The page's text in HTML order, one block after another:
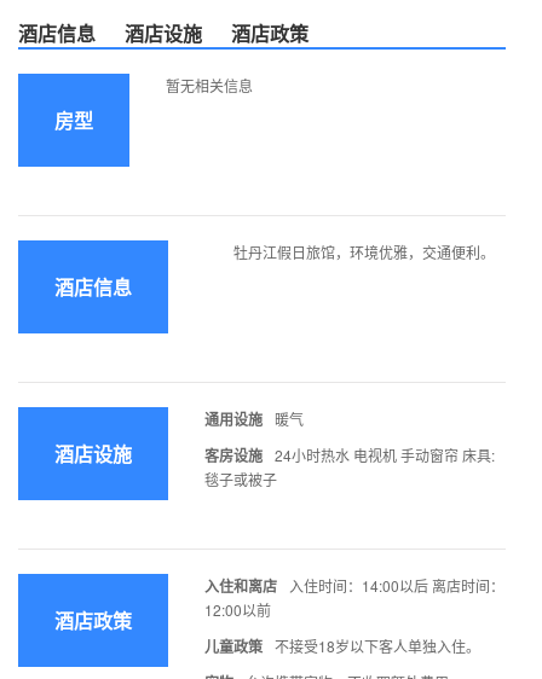
酒店信息 酒店设施 酒店政策
房型
暂无相关信息
酒店信息
牡丹江假日旅馆，环境优雅，交通便利。
酒店设施
通用设施 暖气
客房设施 24小时热水 电视机 手动窗帘 床具:
毯子或被子
酒店政策
入住和离店
入住时间：14:00以后 离店时间：
12:00以前
儿童政策 不接受18岁以下客人单独入住。